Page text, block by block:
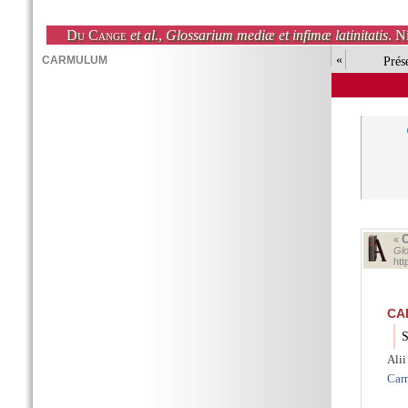
Du Cange et al., Glossarium mediæ et infimæ latinitatis.
«
«
Alii